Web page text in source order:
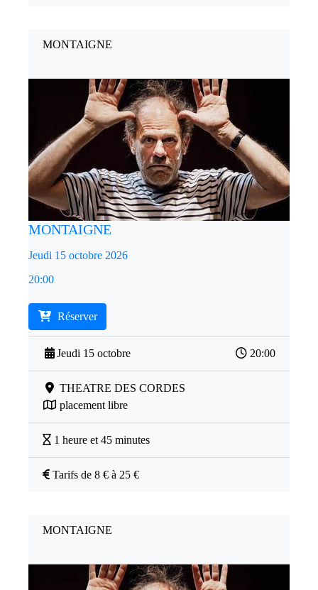
MONTAIGNE
MONTAIGNE
Jeudi 15 octobre 2026
20:00
Réserver
Jeudi 15 octobre 20:00
THEATRE DES CORDES
placement libre
1 heure et 45 minutes
Tarifs de 8 € à 25 €
MONTAIGNE